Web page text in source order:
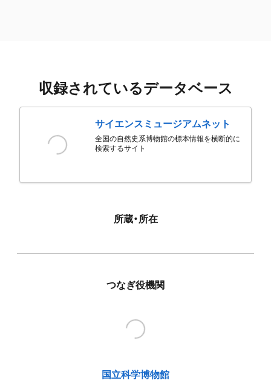
収録されているデータベース
サイエンスミュージアムネット
全国の自然史系博物館の標本情報を横断的に
検索するサイト
所蔵・所在
つなぎ役機関
国立科学博物館